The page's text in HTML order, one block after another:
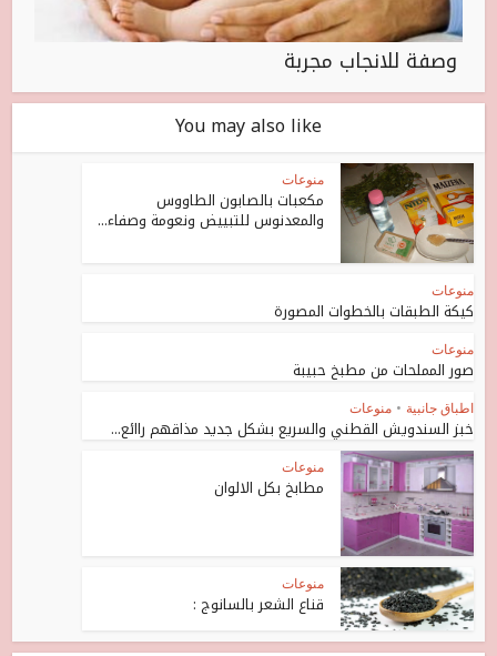
وصفة للانجاب مجربة
You may also like
منوعات
مكعبات بالصابون الطاووس
والمعدنوس للتبييض ونعومة وصفاء...
منوعات
كيكة الطبقات بالخطوات المصورة
منوعات
صور المملحات من مطبخ حبيبة
اطباق جانبية • منوعات
خبز السندويش القطني والسريع بشكل جديد مذاقهم راائع...
منوعات
مطابخ بكل الالوان
منوعات
قناع الشعر بالسانوج :